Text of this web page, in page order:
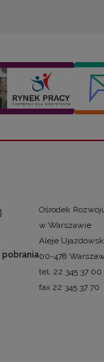
pobrania
Ośrodek
w Warszawie
Aleje
00-478
tel. 22 345 37 00
fax 22 345 37 70